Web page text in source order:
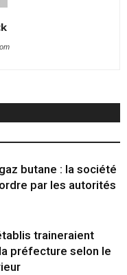
butane : la société
par les autorités
traineraient
préfecture selon le